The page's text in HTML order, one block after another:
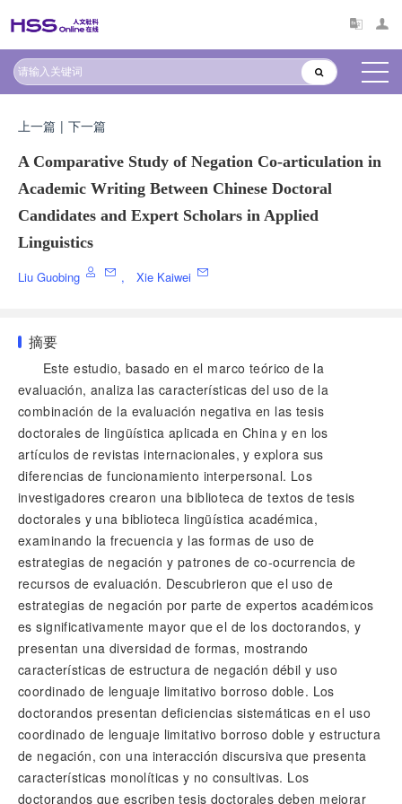
上一篇 | 下一篇
A Comparative Study of Negation Co-articulation in
Academic Writing Between Chinese Doctoral
Candidates and Expert Scholars in Applied
Linguistics
Liu Guobing , Xie Kaiwei
摘要
Este estudio, basado en el marco teórico de la
evaluación, analiza las características del uso de la
combinación de la evaluación negativa en las tesis
doctorales de lingüística aplicada en China y en los
artículos de revistas internacionales, y explora sus
diferencias de funcionamiento interpersonal. Los
investigadores crearon una biblioteca de textos de tesis
doctorales y una biblioteca lingüística académica,
examinando la frecuencia y las formas de uso de
estrategias de negación y patrones de co-ocurrencia de
recursos de evaluación. Descubrieron que el uso de
estrategias de negación por parte de expertos académicos
es significativamente mayor que el de los doctorandos, y
presentan una diversidad de formas, mostrando
características de estructura de negación débil y uso
coordinado de lenguaje limitativo borroso doble. Los
doctorandos presentan deficiencias sistemáticas en el uso
coordinado de lenguaje limitativo borroso doble y estructura
de negación, con una interacción discursiva que presenta
características monolíticas y no consultivas. Los
doctorandos que escriben tesis doctorales deben mejorar